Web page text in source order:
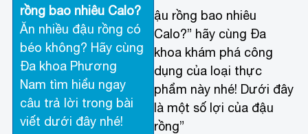
rồng bao nhiêu Calo?
Ăn nhiều đậu rồng có
béo không? Hãy cùng
Đa khoa Phương
Nam tìm hiểu ngay
câu trả lời trong bài
viết dưới đây nhé!
ậu rồng bao nhiêu
Calo?” hãy cùng Đa
khoa khám phá công
dụng của loại thực
phẩm này nhé! Dưới đây
là một số lợi của đậu
rồng”